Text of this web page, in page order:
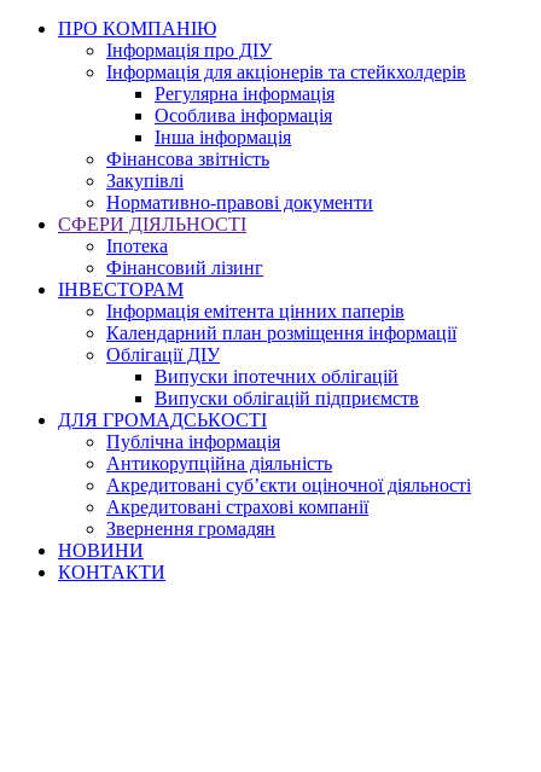
ПРО КОМПАНІЮ
Інформація про ДІУ
Інформація для акціонерів та стейкхолдерів
Регулярна інформація
Особлива інформація
Інша інформація
Фінансова звітність
Закупівлі
Нормативно-правові документи
СФЕРИ ДІЯЛЬНОСТІ
Іпотека
Фінансовий лізинг
ІНВЕСТОРАМ
Інформація емітента цінних паперів
Календарний план розміщення інформації
Облігації ДІУ
Випуски іпотечних облігацій
Випуски облігацій підприємств
ДЛЯ ГРОМАДСЬКОСТІ
Публічна інформація
Антикорупційна діяльність
Акредитовані суб’єкти оціночної діяльності
Акредитовані страхові компанії
Звернення громадян
НОВИНИ
КОНТАКТИ